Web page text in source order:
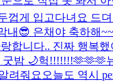
껍게 입고다녀요 드
내😎 은채야 축하해
합니다.. 진짜 행복했
밤 🌙헉!!!!!!!🫶🫶🫶
려줘요 오늘도 역시